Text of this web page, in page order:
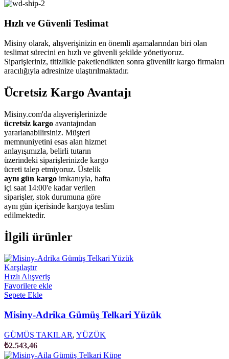
Hızlı ve Güvenli Teslimat
Misiny olarak, alışverişinizin en önemli aşamalarından biri olan
teslimat sürecini en hızlı ve güvenli şekilde yönetiyoruz.
Siparişleriniz, titizlikle paketlendikten sonra güvenilir kargo firmaları
aracılığıyla adresinize ulaştırılmaktadır.
Ücretsiz Kargo Avantajı
Misiny.com'da alışverişlerinizde
ücretsiz kargo avantajından
yararlanabilirsiniz. Müşteri
memnuniyetini esas alan hizmet
anlayışımızla, belirli tutarın
üzerindeki siparişlerinizde kargo
ücreti talep etmiyoruz. Üstelik
aynı gün kargo imkanıyla, hafta
içi saat 14:00'e kadar verilen
siparişler, stok durumuna göre
aynı gün içerisinde kargoya teslim
edilmektedir.
İlgili ürünler
Karşılaştır
Hızlı Alışveriş
Favorilere ekle
Sepete Ekle
Misiny-Adrika Gümüş Telkari Yüzük
GÜMÜŞ TAKILAR, YÜZÜK
₺2.543,46